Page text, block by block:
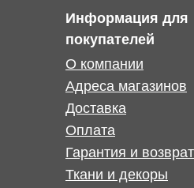
Информация для
покупателей
Доставка
Ткани и декоры
Гарантия и возврат
Оплата
Адреса магазинов
О компании